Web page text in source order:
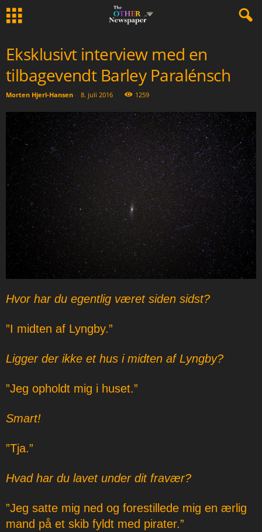
Eksklusivt interview med en
tilbagevendt Barley Paralénsch
Morten Hjerl-Hansen - 8. juli 2016 1259
Hvor har du egentlig været siden sidst?
”I midten af Lyngby.”
Ligger der ikke et hus i midten af Lyngby?
”Jeg opholdt mig i huset.”
Smart!
”Tja.”
Hvad har du lavet under dit fravær?
”Jeg satte mig ned og forestillede mig en ærlig
mand på et skib fyldt med pirater.”